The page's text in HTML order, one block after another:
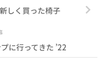
しく買った椅子
に行ってきた ’22